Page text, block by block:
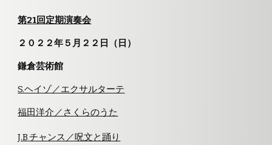
第21回定期演奏会
２０２ ２年５ 月２ ２ 日（日）
鎌倉芸術館
S.ヘイゾ／エクサルターテ
福田洋介／さくらのうた
J.B.チャンス／呪文と踊り